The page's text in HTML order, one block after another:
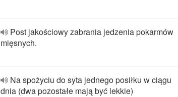
Post jakościowy zabrania jedzenia pokarmów
mięsnych.
Na spożyciu do syta jednego posiłku w ciągu
dnia (dwa pozostałe mają być lekkie)